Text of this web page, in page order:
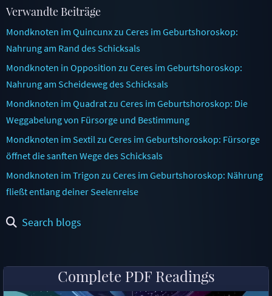
Verwandte Beiträge
Mondknoten im Quincunx zu Ceres im Geburtshoroskop:
Nahrung am Rand des Schicksals
Mondknoten in Opposition zu Ceres im Geburtshoroskop:
Nahrung am Scheideweg des Schicksals
Mondknoten im Quadrat zu Ceres im Geburtshoroskop: Die
Weggabelung von Fürsorge und Bestimmung
Mondknoten im Sextil zu Ceres im Geburtshoroskop: Fürsorge
öffnet die sanften Wege des Schicksals
Mondknoten im Trigon zu Ceres im Geburtshoroskop: Nährung
fließt entlang deiner Seelenreise
Search blogs
Complete PDF Readings